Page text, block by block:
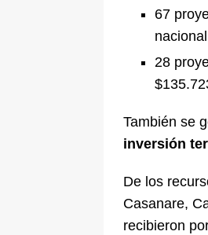
67
28
También se
inversión
De los
Casanare,
recibieron